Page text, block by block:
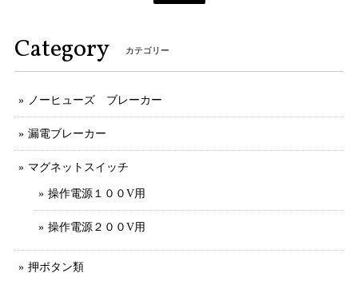
Category カテゴリー
ノーヒューズ ブレーカー
漏電ブレーカー
マグネットスイッチ
操作電源１００V用
操作電源２００V用
押ボタン類